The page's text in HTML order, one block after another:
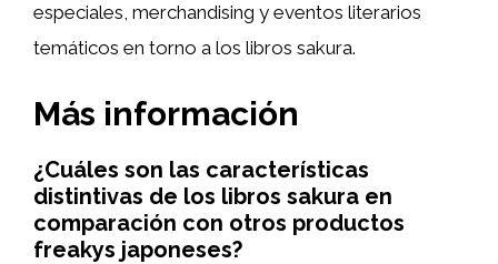
especiales, merchandising y eventos literarios
temáticos en torno a los libros sakura.
Más información
¿Cuáles son las características
distintivas de los libros sakura en
comparación con otros productos
freakys japoneses?